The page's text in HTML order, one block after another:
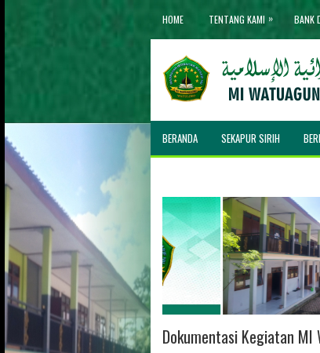
HOME TENTANG KAMI » BANK
BERANDA SEKAPUR SIRIH
Dokumentasi Kegiatan MI